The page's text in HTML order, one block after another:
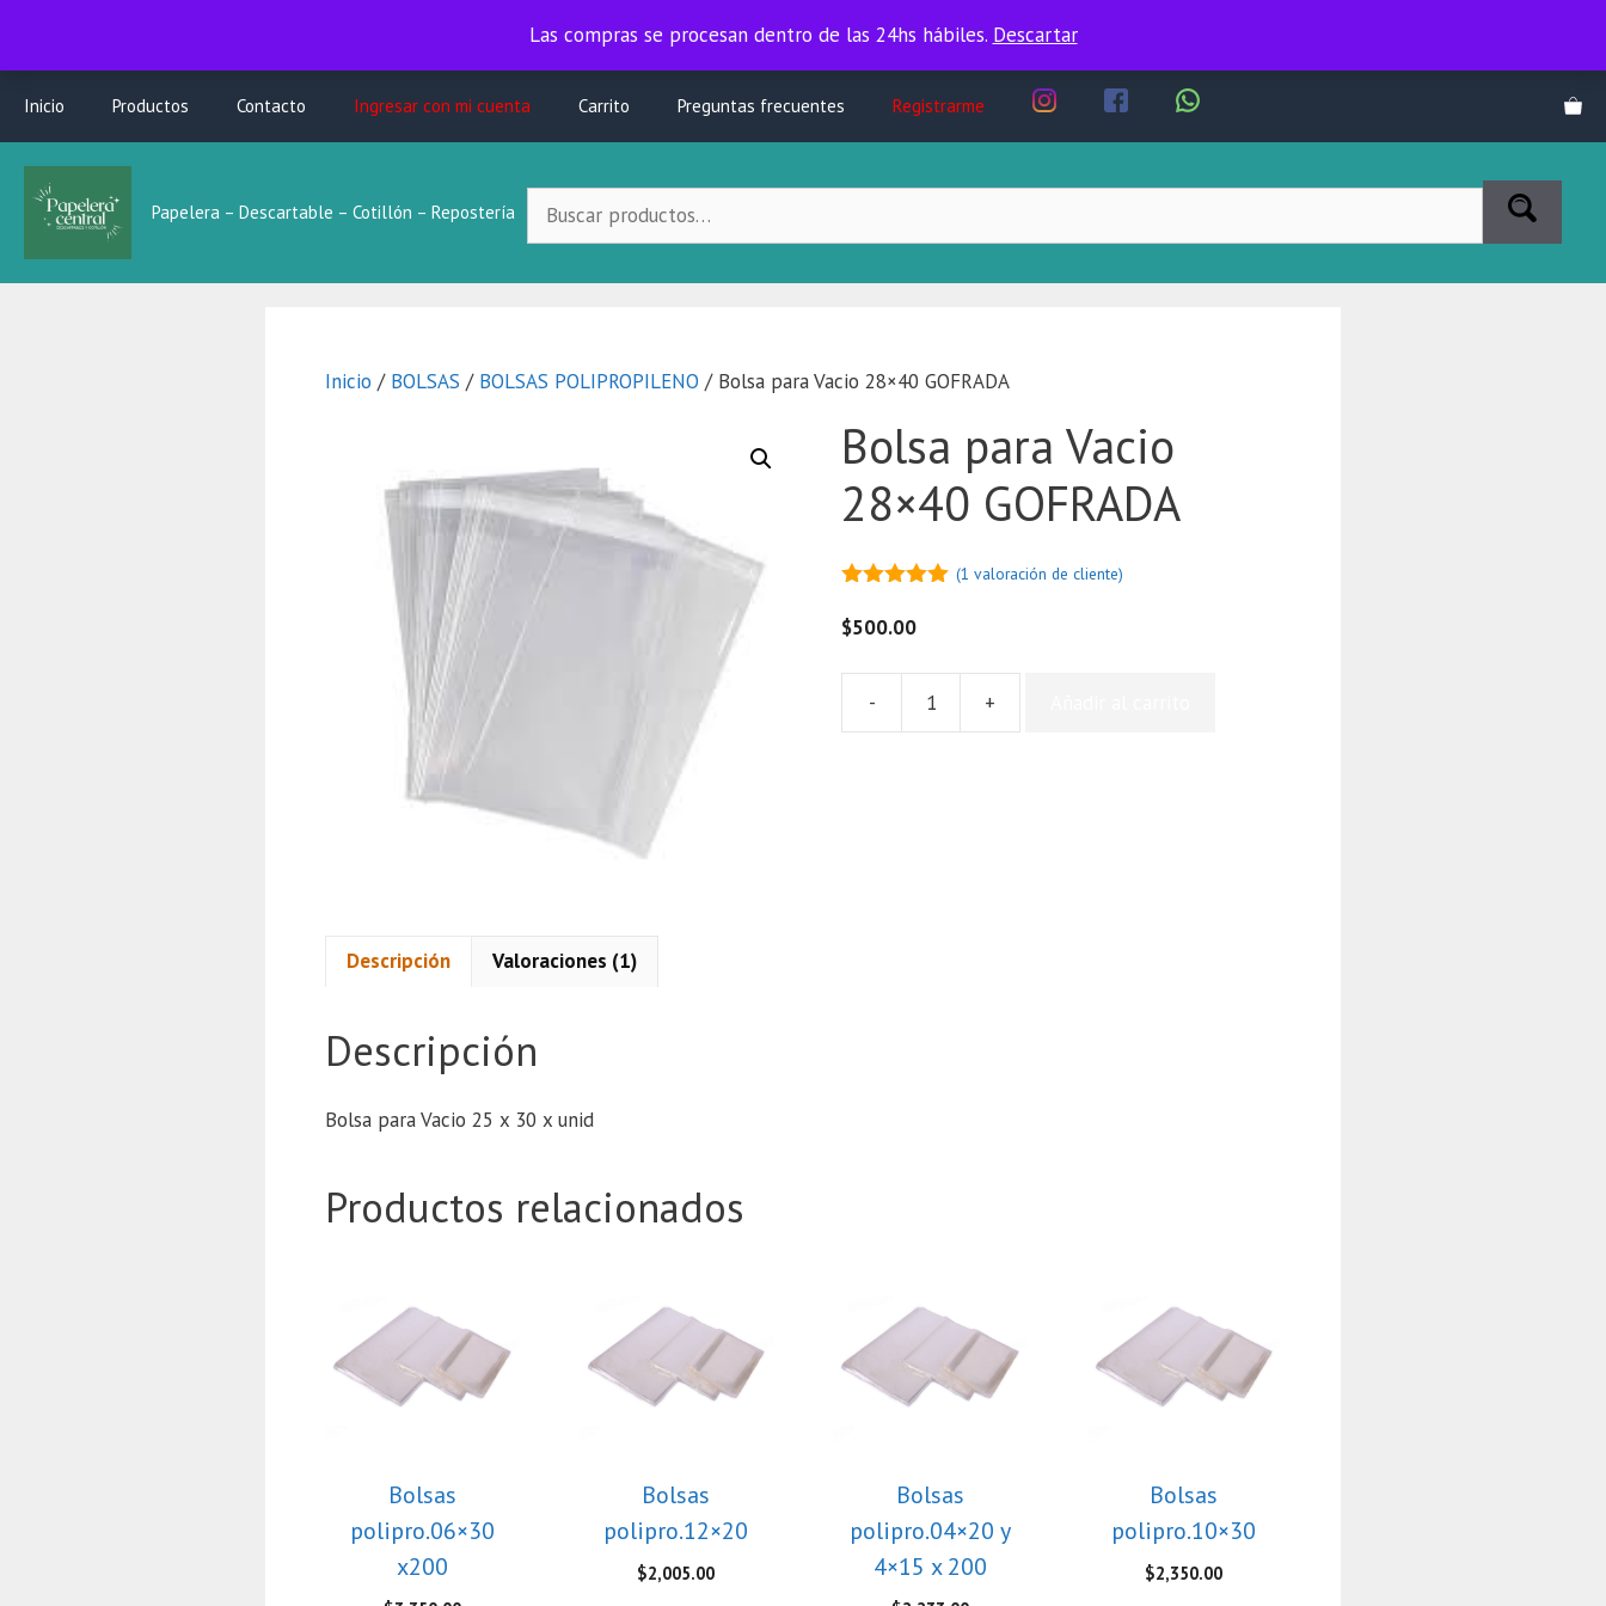
Las compras se procesan dentro de las 24hs hábiles.
Las compras se procesan dentro de las 24hs hábiles. Descartar
contenido
Inicio Productos Contacto Ingresar con mi cuenta Carrito Preguntas frecuentes Registrarme
Papelera – Descartable – Cotillón – Repostería
Buscar
Local:
Inicio / BOLSAS / BOLSAS POLIPROPILENO / Bolsa para Vacio 28×40 GOFRADA
Bolsa para Vacio
28×40 GOFRADA
(1 valoración de cliente)
$500.00
- +
Descripción Valoraciones (1)
Descripción
Bolsa para Vacio 25 x 30 x unid
Productos relacionados
Bolsas
polipro.06×30
x200
Bolsas
polipro.12×20
$2,005.00
Bolsas
polipro.04×20 y
4×15 x 200
Bolsas
polipro.10×30
$2,350.00